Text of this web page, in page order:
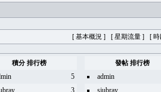
[ 基本概況 ] [ 星期流量 ] [ 時
積分 排行榜 發帖 排行榜
5
admin
3
siubray